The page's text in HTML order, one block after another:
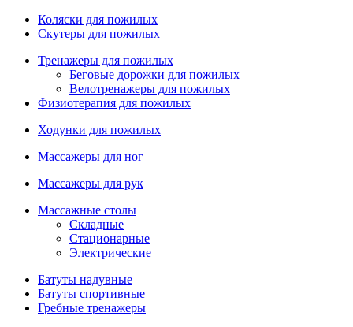
Коляски для пожилых
Скутеры для пожилых
Тренажеры для пожилых
Беговые дорожки для пожилых
Велотренажеры для пожилых
Физиотерапия для пожилых
Ходунки для пожилых
Массажеры для ног
Массажеры для рук
Массажные столы
Складные
Стационарные
Электрические
Батуты надувные
Батуты спортивные
Гребные тренажеры